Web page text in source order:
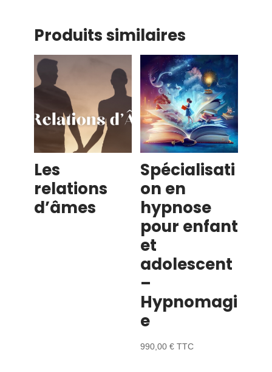
Produits similaires
Les
relations
d’âmes
Spécialisati
on en
hypnose
pour enfant
et
adolescent
–
Hypnomagi
e
990,00 € TTC